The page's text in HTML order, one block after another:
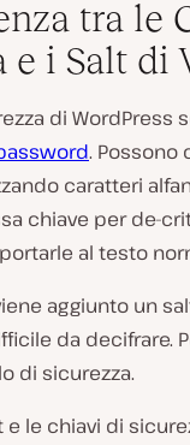
tra le
e i Salt di
di WordPress
. Possono
caratteri
chiave per de-
al testo
aggiunto un
da decifrare.
di sicurezza.
e le chiavi di